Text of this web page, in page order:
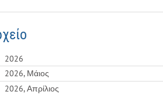
2026
2026, Μάιος
2026, Απρίλιος